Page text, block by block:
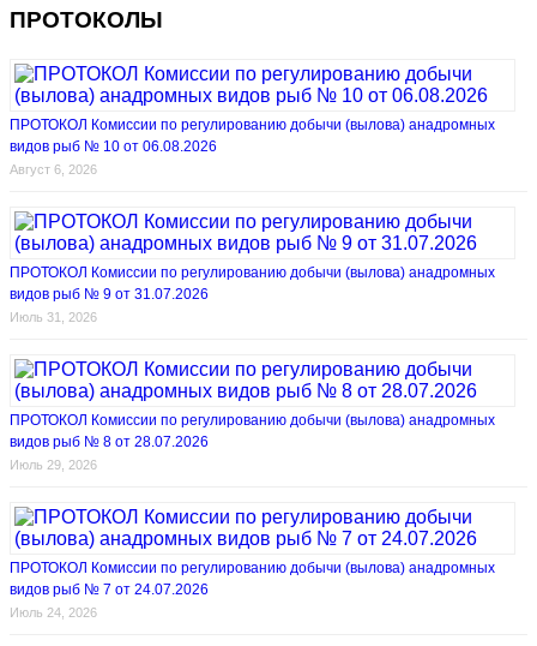
ПРОТОКОЛЫ
ПРОТОКОЛ Комиссии по регулированию добычи (вылова) анадромных
видов рыб № 10 от 06.08.2026
Август 6, 2026
ПРОТОКОЛ Комиссии по регулированию добычи (вылова) анадромных
видов рыб № 9 от 31.07.2026
Июль 31, 2026
ПРОТОКОЛ Комиссии по регулированию добычи (вылова) анадромных
видов рыб № 8 от 28.07.2026
Июль 29, 2026
ПРОТОКОЛ Комиссии по регулированию добычи (вылова) анадромных
видов рыб № 7 от 24.07.2026
Июль 24, 2026